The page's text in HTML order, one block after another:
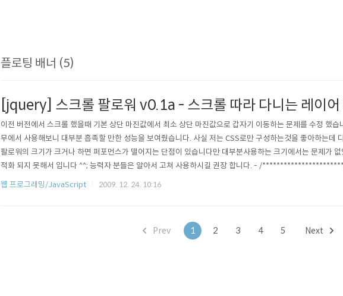
플로팅 배너 (5)
[jquery] 스크롤 팔로워 v0.1a - 스크롤 따라 다니는 레이
이전 버전에서 스크롤 했을때 기본 상단 마진값에서 최소 상단 마진값으로 갑자기 이동하는 문제를 수정 했
무에서 사용해보니 대부분 흡족할 만한 성능을 보여줬습니다. 사실 저는 CSS로만 구성하는것을 좋아하는데
팔로워의 크기가 크거나 하면 퍼포먼스가 떨어지는 단점이 있습니다만 대부분사용하는 크기에서는 문제가
적화 되지 못해서 입니다 ^^; 능력자 분들은 알아서 고쳐 사용하시길 권장 합니다. - /
og.bits.kr */ /* 2009/11/25 */ /***********..
웹 프로그래밍/JavaScript 2009. 12. 24. 10:16
Prev 1 2 3 4 5 Next